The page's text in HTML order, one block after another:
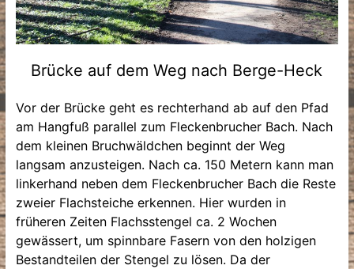
Brücke auf dem Weg nach Berge-Heck
Vor der Brücke geht es rechterhand ab auf den Pfad
am Hangfuß parallel zum Fleckenbrucher Bach. Nach
dem kleinen Bruchwäldchen beginnt der Weg
langsam anzusteigen. Nach ca. 150 Metern kann man
linkerhand neben dem Fleckenbrucher Bach die Reste
zweier Flachsteiche erkennen. Hier wurden in
früheren Zeiten Flachsstengel ca. 2 Wochen
gewässert, um spinnbare Fasern von den holzigen
Bestandteilen der Stengel zu lösen. Da der